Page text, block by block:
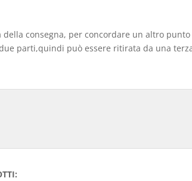
consegna, per concordare un altro
parti,quindi può essere ritirata da una